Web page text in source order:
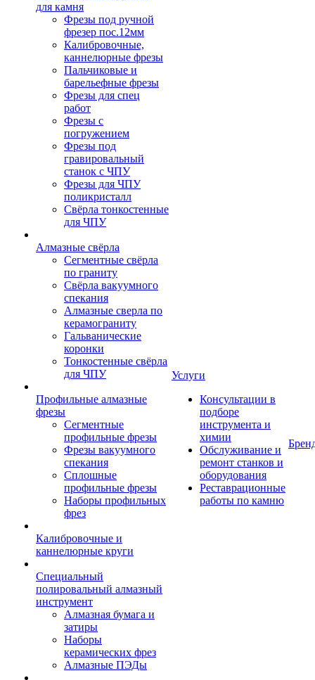
для камня
Фрезы под ручной
фрезер пос.12мм
Калибровочные,
каннелюрные фрезы
Пальчиковые и
барельефные фрезы
Фрезы для спец
работ
Фрезы с
погружением
Фрезы под
гравировальный
станок с ЧПУ
Фрезы для ЧПУ
поликристалл
Свёрла тонкостенные
для ЧПУ
Алмазные свёрла
Сегментные свёрла
по граниту
Свёрла вакуумного
спекания
Алмазные сверла по
керамограниту
Гальванические
коронки
Тонкостенные свёрла
для ЧПУ
Профильные алмазные
фрезы
Сегментные
профильные фрезы
Фрезы вакуумного
спекания
Сплошные
профильные фрезы
Наборы профильных
фрез
Калибровочные и
каннелюрные круги
Специальный
полировальный алмазный
инструмент
Алмазная бумага и
затиры
Наборы
керамических фрез
Алмазные ПЭДы
Услуги
Консультации в
подборе
инструмента и
химии
Обслуживание и
ремонт станков и
оборудования
Реставрационные
работы по камню